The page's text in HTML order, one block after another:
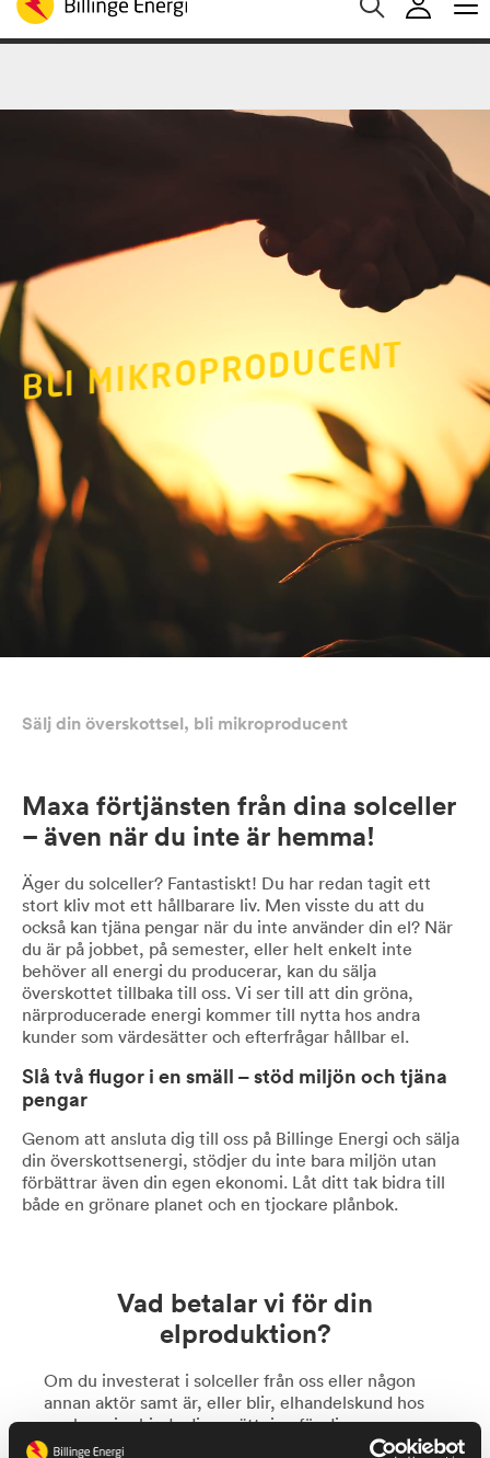
Aktuella elpriser Medelspotpris (1/08-8/08 (SE3): Spotpris just nu:
2
BLI MIKROPRODUCENT
Sälj din överskottsel, bli mikroproducent
Maxa förtjänsten från dina solceller
– även när du inte är hemma!
Äger du solceller? Fantastiskt! Du har redan tagit ett
stort kliv mot ett hållbarare liv. Men visste du att du
också kan tjäna pengar när du inte använder din el? När
du är på jobbet, på semester, eller helt enkelt inte
behöver all energi du producerar, kan du sälja
överskottet tillbaka till oss. Vi ser till att din gröna,
närproducerade energi kommer till nytta hos andra
kunder som värdesätter och efterfrågar hållbar el.
Slå två flugor i en smäll – stöd miljön och tjäna
pengar
Genom att ansluta dig till oss på Billinge Energi och sälja
din överskottsenergi, stödjer du inte bara miljön utan
förbättrar även din egen ekonomi. Låt ditt tak bidra till
både en grönare planet och en tjockare plånbok.
Vad betalar vi för din
elproduktion?
Om du investerat i solceller från oss eller någon
annan aktör samt är, eller blir, elhandelskund hos
oss kan vi erbjuda dig ersättning för din
överskottsproduktion.